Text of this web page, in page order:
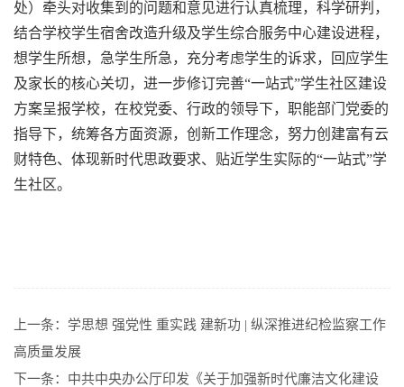
处）牵头对收集到的问题和意见进行认真梳理，科学研判，
结合学校学生宿舍改造升级及学生综合服务中心建设进程，
想学生所想，急学生所急，充分考虑学生的诉求，回应学生
及家长的核心关切，进一步修订完善“一站式”学生社区建设
方案呈报学校，在校党委、行政的领导下，职能部门党委的
指导下，统筹各方面资源，创新工作理念，努力创建富有云
财特色、体现新时代思政要求、贴近学生实际的“一站式”学
生社区。
上一条： 学思想 强党性 重实践 建新功 | 纵深推进纪检监察工作
高质量发展
下一条： 中共中央办公厅印发《关于加强新时代廉洁文化建设